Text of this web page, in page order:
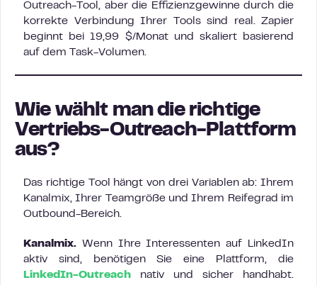
Outreach-Tool, aber die Effizienzgewinne durch die
korrekte Verbindung Ihrer Tools sind real. Zapier
beginnt bei 19,99 $/Monat und skaliert basierend
auf dem Task-Volumen.
Wie wählt man die richtige
Vertriebs-Outreach-Plattform
aus?
Das richtige Tool hängt von drei Variablen ab: Ihrem
Kanalmix, Ihrer Teamgröße und Ihrem Reifegrad im
Outbound-Bereich.
Kanalmix. Wenn Ihre Interessenten auf LinkedIn
aktiv sind, benötigen Sie eine Plattform, die
LinkedIn-Outreach nativ und sicher handhabt.